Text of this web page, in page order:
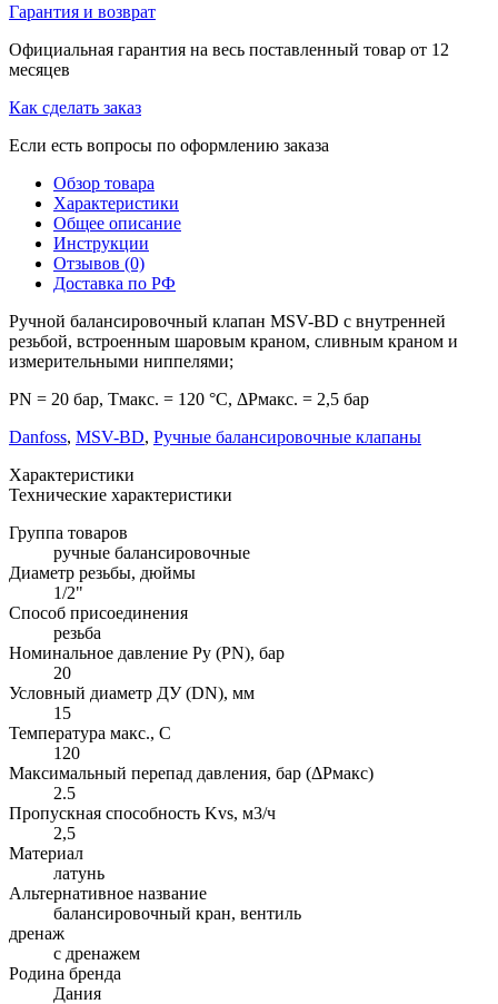
Гарантия и возврат
Официальная гарантия на весь поставленный товар от 12
месяцев
Как сделать заказ
Если есть вопросы по оформлению заказа
Обзор товара
Характеристики
Общее описание
Инструкции
Отзывов (0)
Доставка по РФ
Ручной балансировочный клапан MSV-BD с внутренней
резьбой, встроенным шаровым краном, сливным краном и
измерительными ниппелями;
PN = 20 бар, Тмакс. = 120 °С, ΔPмакс. = 2,5 бар
Danfoss, MSV-BD, Ручные балансировочные клапаны
Характеристики
Технические характеристики
Группа товаров
ручные балансировочные
Диаметр резьбы, дюймы
1/2"
Способ присоединения
резьба
Номинальное давление Ру (PN), бар
20
Условный диаметр ДУ (DN), мм
15
Температура макс., С
120
Максимальный перепад давления, бар (ΔPмакс)
2.5
Пропускная способность Kvs, м3/ч
2,5
Материал
латунь
Альтернативное название
балансировочный кран, вентиль
дренаж
с дренажем
Родина бренда
Дания